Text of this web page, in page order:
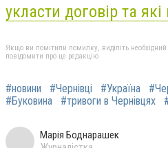
укласти договір та
Якщо ви помітили помилку, виділіть
повідомити про це редакцію
#новини #Чернівці #Україна
#Буковина
#тривоги в Чернівцях
Марія Боднарашек